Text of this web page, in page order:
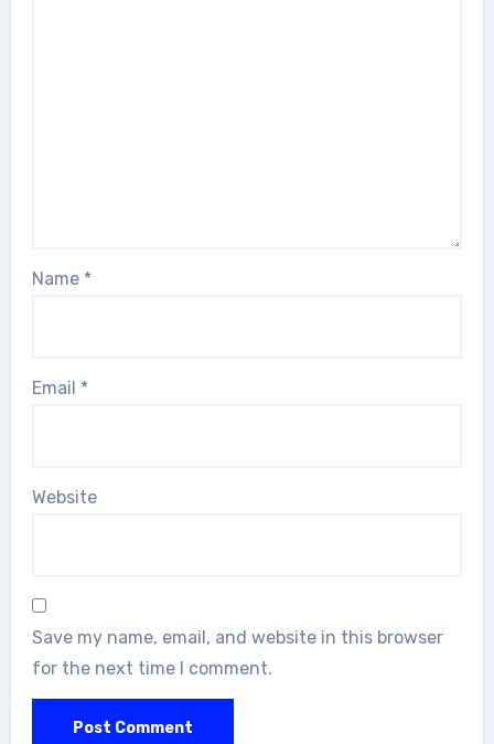
Name *
Email *
Website
Save my name, email, and website in this browser
for the next time I comment.